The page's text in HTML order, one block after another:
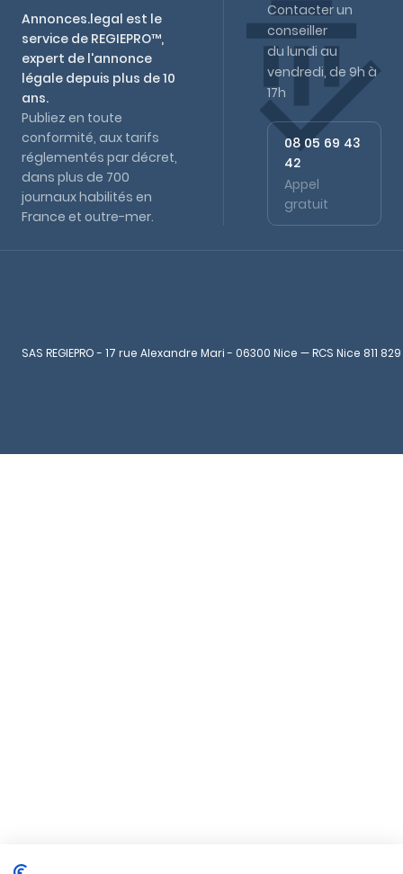
Annonces.legal est le
service de REGIEPRO™,
expert de l'annonce
légale depuis plus de 10
ans.
Publiez en toute
conformité, aux tarifs
réglementés par décret,
dans plus de 700
journaux habilités en
France et outre-mer.
Contacter un
conseiller
du lundi au
vendredi, de 9h à
17h
08 05 69 43
42
Appel
gratuit
SAS REGIEPRO - 17 rue Alexandre Mari - 06300 Nice — RCS Nice 811